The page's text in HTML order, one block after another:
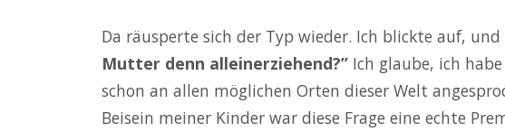
Da räusperte sich der Typ wieder. Ich blickte auf,
Mutter denn alleinerziehend?” Ich glaube, ich
schon an allen möglichen Orten dieser Welt
Beisein meiner Kinder war diese Frage eine echte